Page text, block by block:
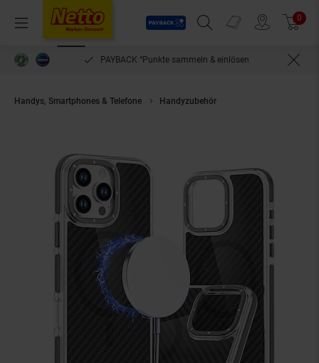
Menü
Payback
Suchfeld einblenden
Prospekte 0
PAYBACK °Punkte sammeln & einlösen
Handys, Smartphones & Telefone Handyzubehör